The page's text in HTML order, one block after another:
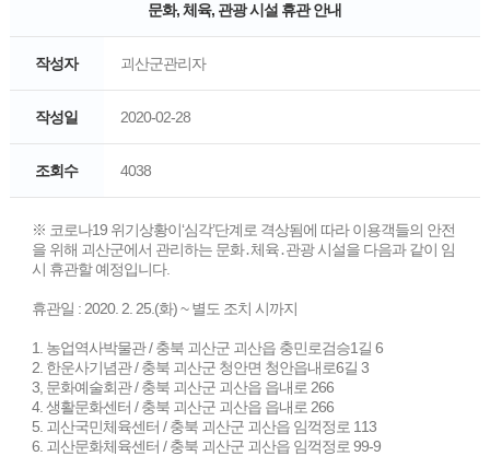
문화, 체육, 관광 시설 휴관 안내
작성자 괴산군관리자
작성일 2020-02-28
조회수 4038
※ 코로나19 위기상황이‘심각’단계로 격상됨에 따라 이용객들의 안전
을 위해 괴산군에서 관리하는 문화․체육․관광 시설을 다음과 같이 임
시 휴관할 예정입니다.
휴관일 : 2020. 2. 25.(화) ~ 별도 조치 시까지
1. 농업역사박물관 / 충북 괴산군 괴산읍 충민로검승1길 6
2. 한운사기념관 / 충북 괴산군 청안면 청안읍내로6길 3
3, 문화예술회관 / 충북 괴산군 괴산읍 읍내로 266
4. 생활문화센터 / 충북 괴산군 괴산읍 읍내로 266
5. 괴산국민체육센터 / 충북 괴산군 괴산읍 임꺽정로 113
6. 괴산문화체육센터 / 충북 괴산군 괴산읍 임꺽정로 99-9